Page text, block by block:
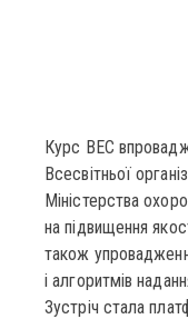
Курс BEC
Всесвітньої
Міністерства
на підвищення
також
і алгоритмів
Зустріч стала